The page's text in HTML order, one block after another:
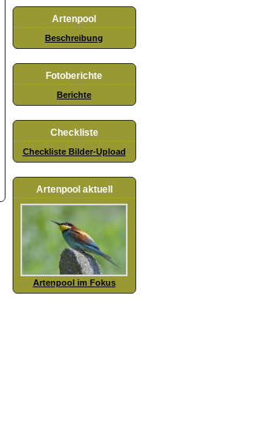
Artenpool
Beschreibung
Fotoberichte
Berichte
Checkliste
Checkliste Bilder-Upload
Artenpool aktuell
Artenpool im Fokus